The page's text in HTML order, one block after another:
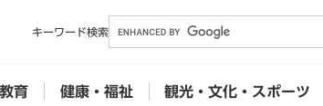
メニューを飛ばして本文へ
キーワード検索
育 健康・福祉 観光・文化・スポーツ